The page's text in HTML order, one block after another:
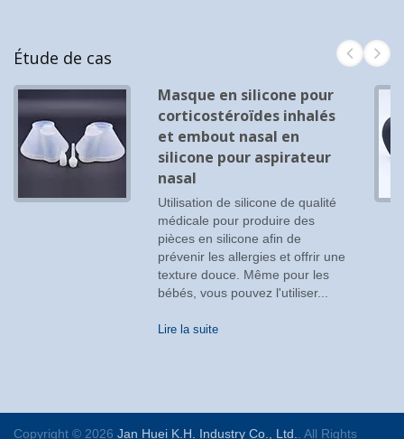
Étude de cas
Masque en silicone pour
corticostéroïdes inhalés
et embout nasal en
silicone pour aspirateur
nasal
Utilisation de silicone de qualité
médicale pour produire des
pièces en silicone afin de
prévenir les allergies et offrir une
texture douce. Même pour les
bébés, vous pouvez l'utiliser...
Lire la suite
Copyright © 2026 Jan Huei K.H. Industry Co., Ltd. . All Rights